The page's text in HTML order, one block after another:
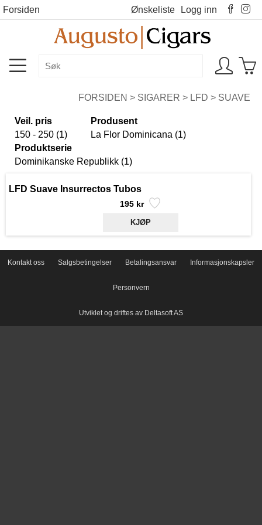
Forsiden Ønskeliste Logg inn
FORSIDEN > SIGARER > LFD > SUAVE
Veil. pris
150 - 250 (1)
Produsent
La Flor Dominicana (1)
Produktserie
Dominikanske Republikk (1)
LFD Suave Insurrectos Tubos
195 kr
Kontakt oss Salgsbetingelser Betalingsansvar Informasjonskapsler
Personvern
Utviklet og driftes av Deltasoft AS